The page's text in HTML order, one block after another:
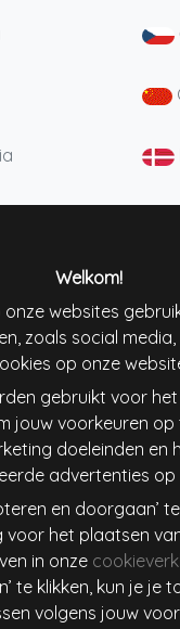
Welkom!
websites
zoals social
op onze
gebruikt voor
jouw voorkeuren
doeleinden en
advertenties op
en doorgaan’
voor het plaatsen
in onze
te klikken, kun je je
volgens jouw